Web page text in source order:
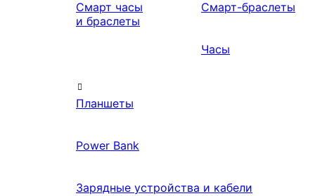
Смарт часы
и браслеты
Смарт-браслеты
Часы
Планшеты
Power Bank
Зарядные устройства и кабели